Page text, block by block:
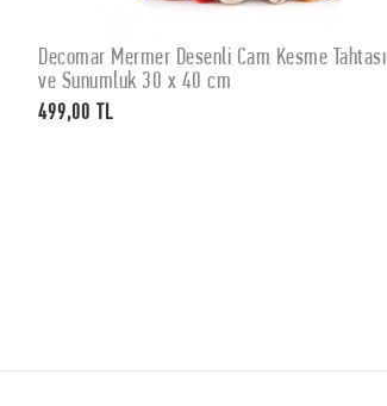
SEPETE EKLE
Decomar Mermer Desenli Cam Kesme Tahtası
ve Sunumluk 30 x 40 cm
499,00 TL